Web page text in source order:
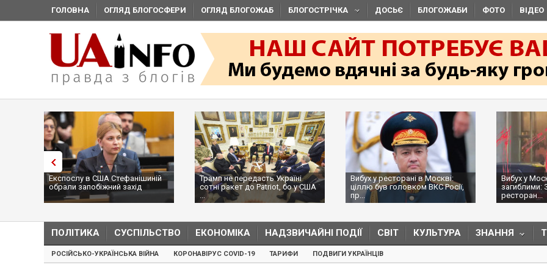
ГОЛОВНА ОГЛЯД БЛОГОСФЕРИ ОГЛЯД БЛОГОЖАБ БЛОГОСТРІЧКА ДОСЬЄ БЛОГОЖАБИ ФОТО ВІДЕО
Експослу в США Стефанішиній
обрали запобіжний захід
Трамп не передасть Україні
сотні ракет до Patriot, бо у США
...
Вибух у ресторані в Москві:
ціллю був головком ВКС Росії,
пр...
Вибух у
загиблими:
ресторан...
ПОЛІТИКА СУСПІЛЬСТВО ЕКОНОМІКА НАДЗВИЧАЙНІ ПОДІЇ СВІТ КУЛЬТУРА ЗНАННЯ
РОСІЙСЬКО-УКРАЇНСЬКА ВІЙНА КОРОНАВІРУС COVID-19 ТАРИФИ ПОДВИГИ УКРАЇНЦІВ